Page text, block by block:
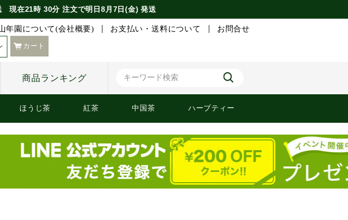
現在21時 30分 注文で明日8月7日(金) 発送
年園について(会社概要) お支払い・送料について お問合せ
カート
商品ランキング
ほうじ茶 紅茶 中国茶 ハーブティー